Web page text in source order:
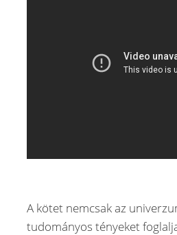
A kötet nemcsak az
tudományos tényeket